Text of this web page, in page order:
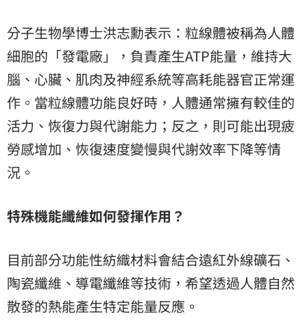
分子生物學博士洪志勳表示：粒線體被稱為人體
細胞的「發電廠」，負責產生ATP能量，維持大
腦、心臟、肌肉及神經系統等高耗能器官正常運
作。當粒線體功能良好時，人體通常擁有較佳的
活力、恢復力與代謝能力；反之，則可能出現疲
勞感增加、恢復速度變慢與代謝效率下降等情
況。
特殊機能纖維如何發揮作用？
目前部分功能性紡織材料會結合遠紅外線礦石、
陶瓷纖維、導電纖維等技術，希望透過人體自然
散發的熱能產生特定能量反應。